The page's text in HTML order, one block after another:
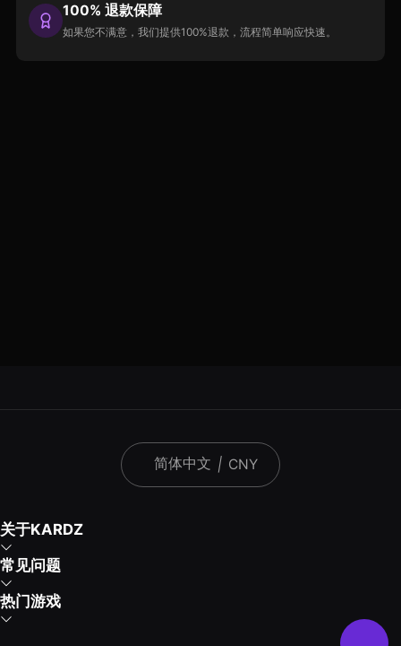
100% 退款保障
如果您不满意，我们提供100%退款，流程简单响应快速。
简体中文 | CNY
关于KARDZ
常见问题
热门游戏